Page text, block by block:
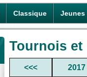
Classique Jeunes
Tournois
<<< 2017